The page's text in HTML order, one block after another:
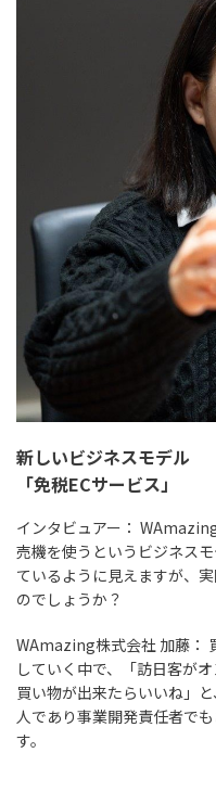
新しいビジネスモデル
「免税ECサービス」
インタビュアー：
売機を使うというビジネス
ているように見えますが、
のでしょうか？
WAmazing株式会社 加藤：
していく中で、「訪日客が
買い物が出来たらいいね」
人であり事業開発責任者で
す。